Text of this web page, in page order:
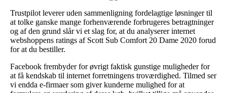
Trustpilot leverer uden sammenligning fordelagtige løsninger til
at tolke ganske mange forhenværende forbrugeres betragtninger
og af den grund slår vi et slag for, at du analyserer internet
webshoppens ratings af Scott Sub Comfort 20 Dame 2020 forud
for at du bestiller.
Facebook frembyder for øvrigt faktisk gunstige muligheder for
at få kendskab til internet forretningens troværdighed. Tilmed ser
vi endda e-firmaer som giver kunderne mulighed for at